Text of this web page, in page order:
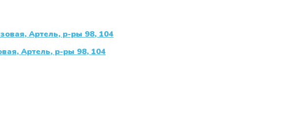
Артель, р-ры 98, 104